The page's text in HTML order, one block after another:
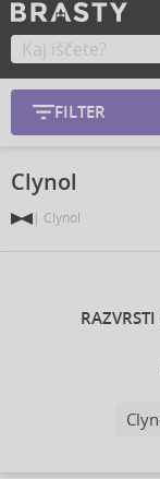
FILTER
Clynol
Clynol